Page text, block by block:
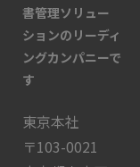
書管理ソリュー
ションのリーディ
ングカンパニーで
す
東京本社
〒103-0021